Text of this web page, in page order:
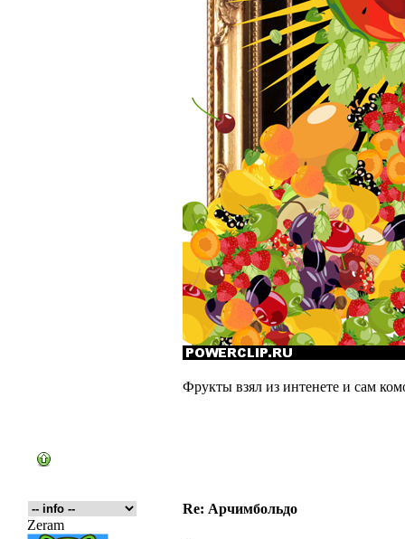
Фрукты взял из интенете и сам
Re: Арчимбольдо
Zeram